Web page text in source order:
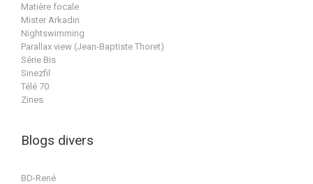
Matière focale
Mister Arkadin
Nightswimming
Parallax view (Jean-Baptiste Thoret)
Série Bis
Sinezfil
Télé 70
Zines
Blogs divers
BD-René